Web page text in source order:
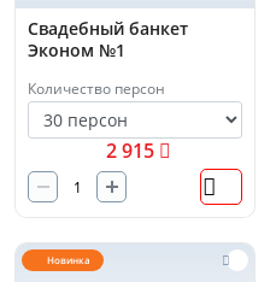
Свадебный банкет
Эконом №1
Количество персон
2 915
Новинка